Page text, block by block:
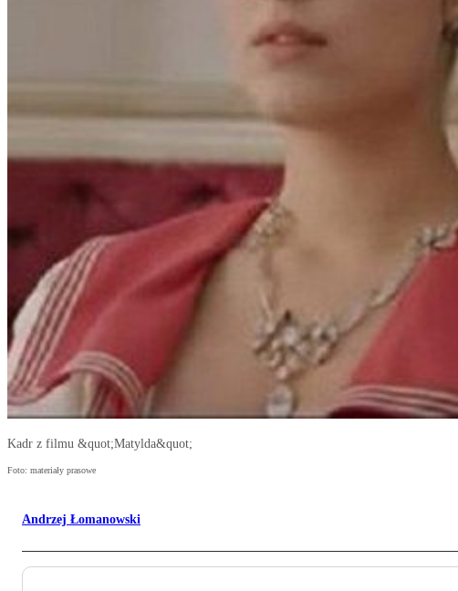
Kadr z filmu &quot;Matylda&quot;
Foto: materiały prasowe
Andrzej Łomanowski